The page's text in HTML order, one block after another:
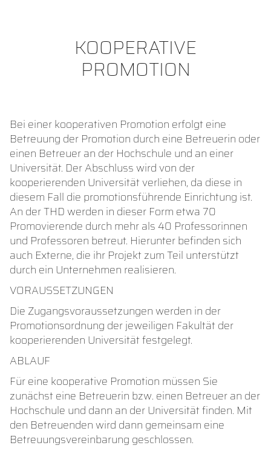
KOOPERATIVE
PROMOTION
Bei einer kooperativen Promotion erfolgt eine
Betreuung der Promotion durch eine Betreuerin oder
einen Betreuer an der Hochschule und an einer
Universität. Der Abschluss wird von der
kooperierenden Universität verliehen, da diese in
diesem Fall die promotionsführende Einrichtung ist.
An der THD werden in dieser Form etwa 70
Promovierende durch mehr als 40 Professorinnen
und Professoren betreut. Hierunter befinden sich
auch Externe, die ihr Projekt zum Teil unterstützt
durch ein Unternehmen realisieren.
VORAUSSETZUNGEN
Die Zugangsvoraussetzungen werden in der
Promotionsordnung der jeweiligen Fakultät der
kooperierenden Universität festgelegt.
ABLAUF
Für eine kooperative Promotion müssen Sie
zunächst eine Betreuerin bzw. einen Betreuer an der
Hochschule und dann an der Universität finden. Mit
den Betreuenden wird dann gemeinsam eine
Betreuungsvereinbarung geschlossen.